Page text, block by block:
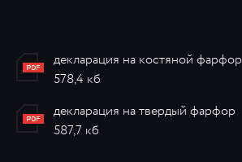
декларация на костяной фарфор
578,4 кб
декларация на твердый фарфор
587,7 кб